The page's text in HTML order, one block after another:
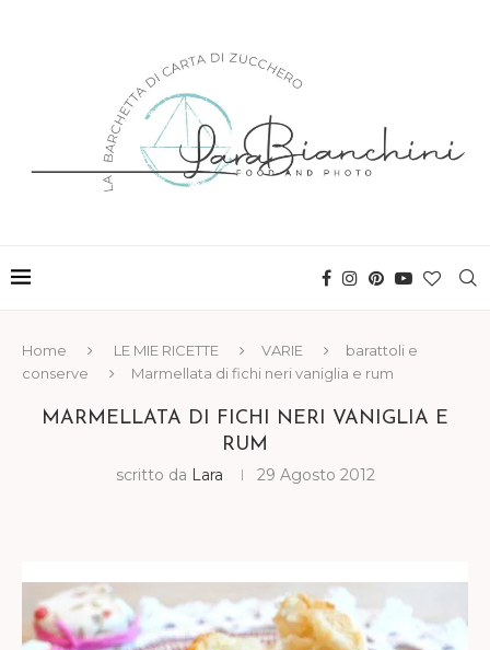
Home LE MIE RICETTE VARIE
barattoli e
conserve
Marmellata di fichi neri vaniglia e rum
MARMELLATA DI FICHI NERI VANIGLIA E
RUM
scritto da Lara 29 Agosto 2012